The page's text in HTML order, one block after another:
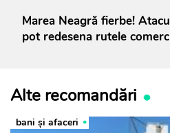
Marea Neagră fierbe!
pot redesena rutele
Alte recomandări
bani și afaceri